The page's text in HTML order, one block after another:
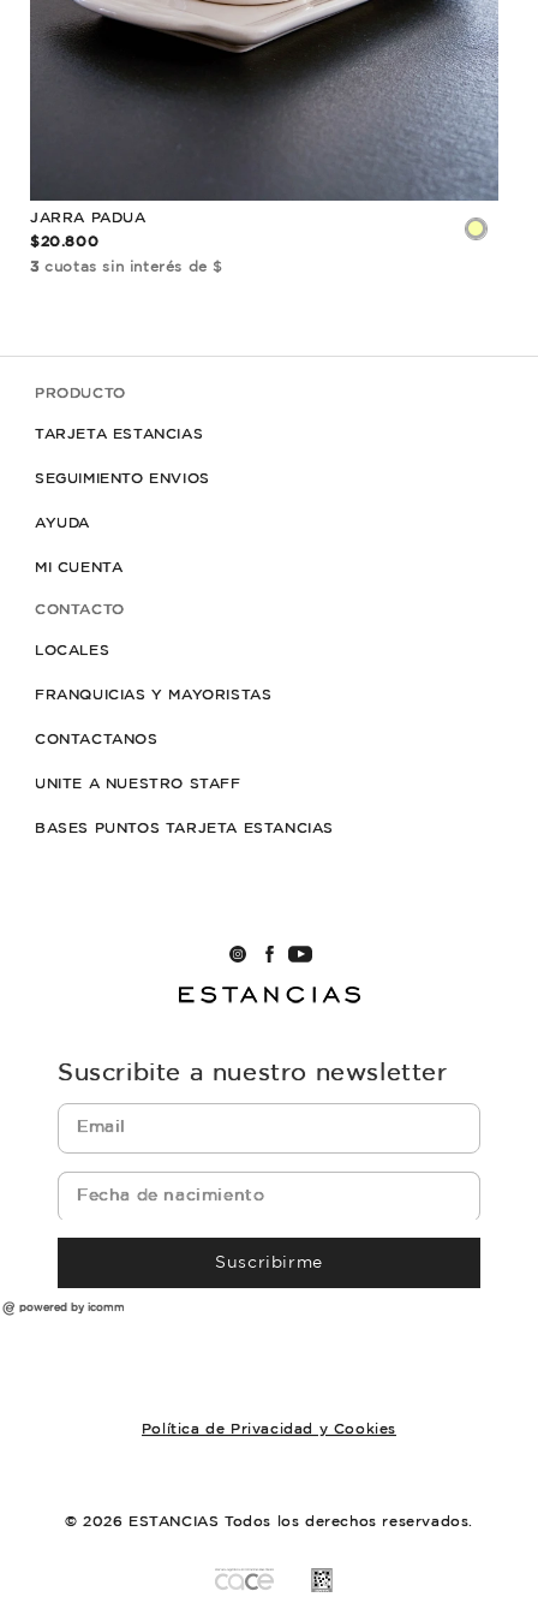
JARRA PADUA
$20.800
3 cuotas sin interés de $
PRODUCTO
TARJETA ESTANCIAS
SEGUIMIENTO ENVIOS
AYUDA
MI CUENTA
CONTACTO
LOCALES
FRANQUICIAS Y MAYORISTAS
CONTACTANOS
UNITE A NUESTRO STAFF
BASES PUNTOS TARJETA ESTANCIAS
Suscribite a nuestro newsletter
Suscribirme
powered by icomm
Política de Privacidad y Cookies
© 2026 ESTANCIAS Todos los derechos reservados.